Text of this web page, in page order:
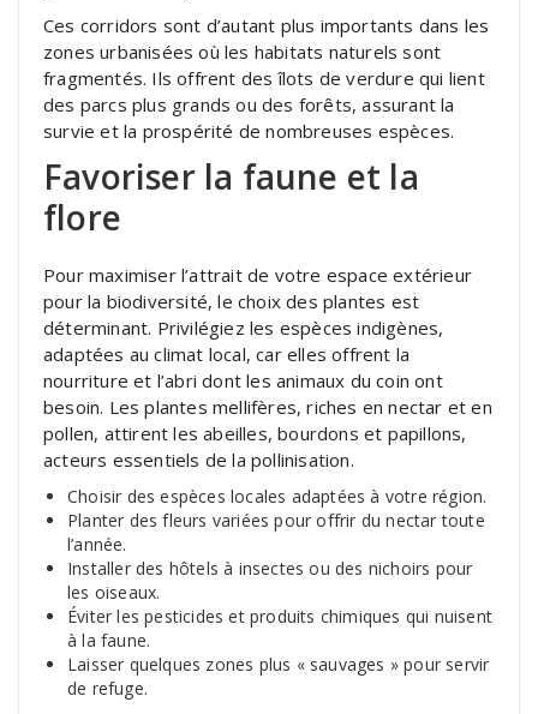
Ces corridors sont d’autant plus importants dans les
zones urbanisées où les habitats naturels sont
fragmentés. Ils offrent des îlots de verdure qui lient
des parcs plus grands ou des forêts, assurant la
survie et la prospérité de nombreuses espèces.
Favoriser la faune et la
flore
Pour maximiser l’attrait de votre espace extérieur
pour la biodiversité, le choix des plantes est
déterminant. Privilégiez les espèces indigènes,
adaptées au climat local, car elles offrent la
nourriture et l’abri dont les animaux du coin ont
besoin. Les plantes mellifères, riches en nectar et en
pollen, attirent les abeilles, bourdons et papillons,
acteurs essentiels de la pollinisation.
Choisir des espèces locales adaptées à votre région.
Planter des fleurs variées pour offrir du nectar toute
l’année.
Installer des hôtels à insectes ou des nichoirs pour
les oiseaux.
Éviter les pesticides et produits chimiques qui nuisent
à la faune.
Laisser quelques zones plus « sauvages » pour servir
de refuge.